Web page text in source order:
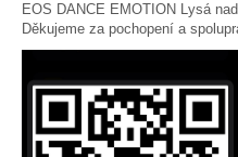
EOS DANCE EMOTION Lysá
Děkujeme za pochopení a